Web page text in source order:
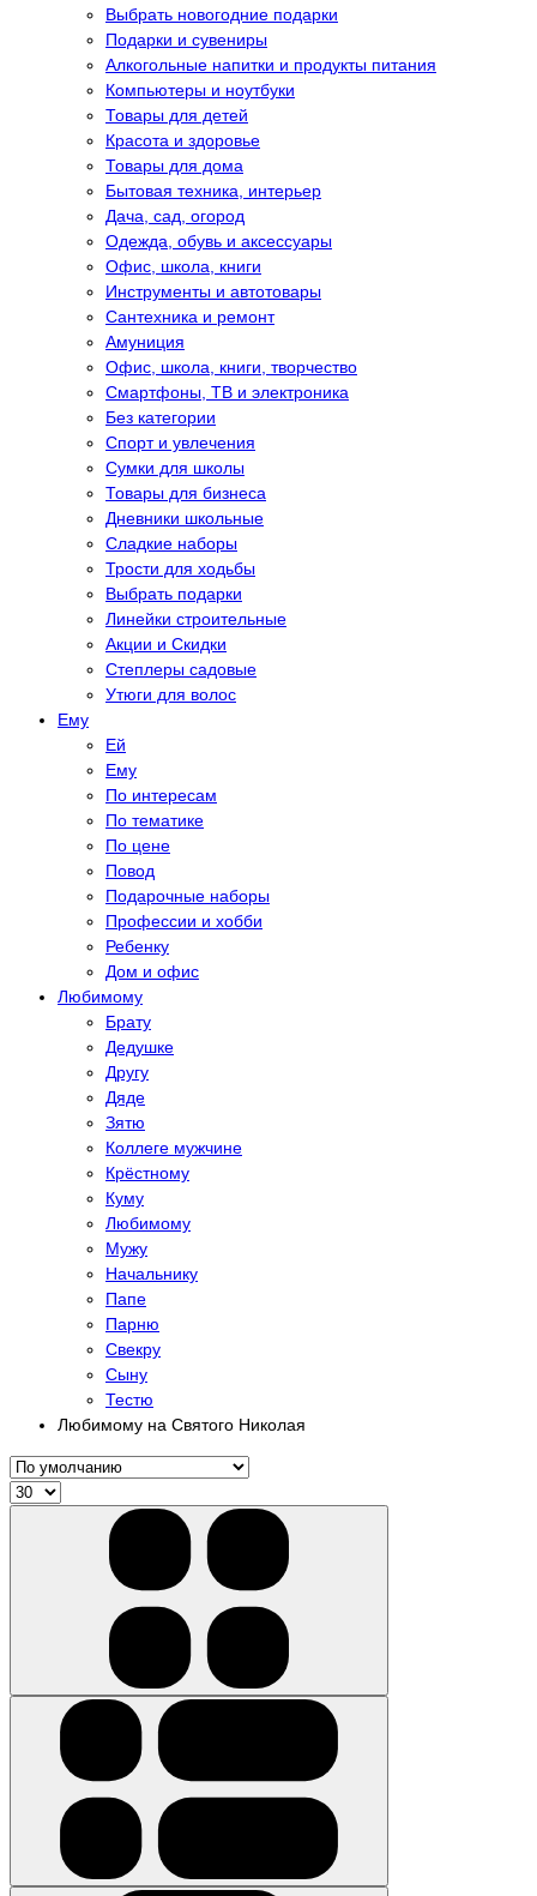
Выбрать новогодние подарки
Подарки и сувениры
Алкогольные напитки и продукты питания
Компьютеры и ноутбуки
Товары для детей
Красота и здоровье
Товары для дома
Бытовая техника, интерьер
Дача, сад, огород
Одежда, обувь и аксессуары
Офис, школа, книги
Инструменты и автотовары
Сантехника и ремонт
Амуниция
Офис, школа, книги, творчество
Смартфоны, ТВ и электроника
Без категории
Спорт и увлечения
Сумки для школы
Товары для бизнеса
Дневники школьные
Сладкие наборы
Трости для ходьбы
Выбрать подарки
Линейки строительные
Акции и Скидки
Степлеры садовые
Утюги для волос
Eму
Eй
Eму
По интересам
По тематике
По цене
Повод
Подарочные наборы
Профессии и хобби
Ребенку
Дом и офис
Любимому
Брату
Дедушке
Другу
Дяде
Зятю
Коллеге мужчине
Крёстному
Куму
Любимому
Мужу
Начальнику
Папе
Парню
Свекру
Сыну
Тестю
Любимому на Святого Николая